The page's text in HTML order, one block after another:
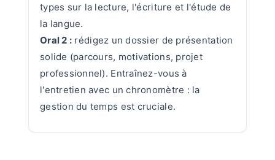
types sur la lecture, l'écriture et l'étude de
la langue.
Oral 2 : rédigez un dossier de présentation
solide (parcours, motivations, projet
professionnel). Entraînez-vous à
l'entretien avec un chronomètre : la
gestion du temps est cruciale.